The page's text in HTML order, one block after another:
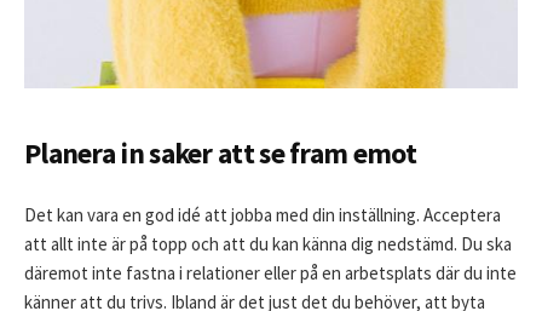
Planera in saker att se fram emot
Det kan vara en god idé att jobba med din inställning. Acceptera
att allt inte är på topp och att du kan känna dig nedstämd. Du ska
däremot inte fastna i relationer eller på en arbetsplats där du inte
känner att du trivs. Ibland är det just det du behöver, att byta